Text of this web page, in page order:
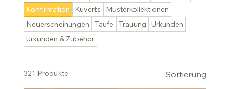
Konfirmation
Kuverts
Musterkollektionen
Neuerscheinungen
Taufe Trauung
Urkunden
Urkunden & Zubehör
321 Produkte Sortierung